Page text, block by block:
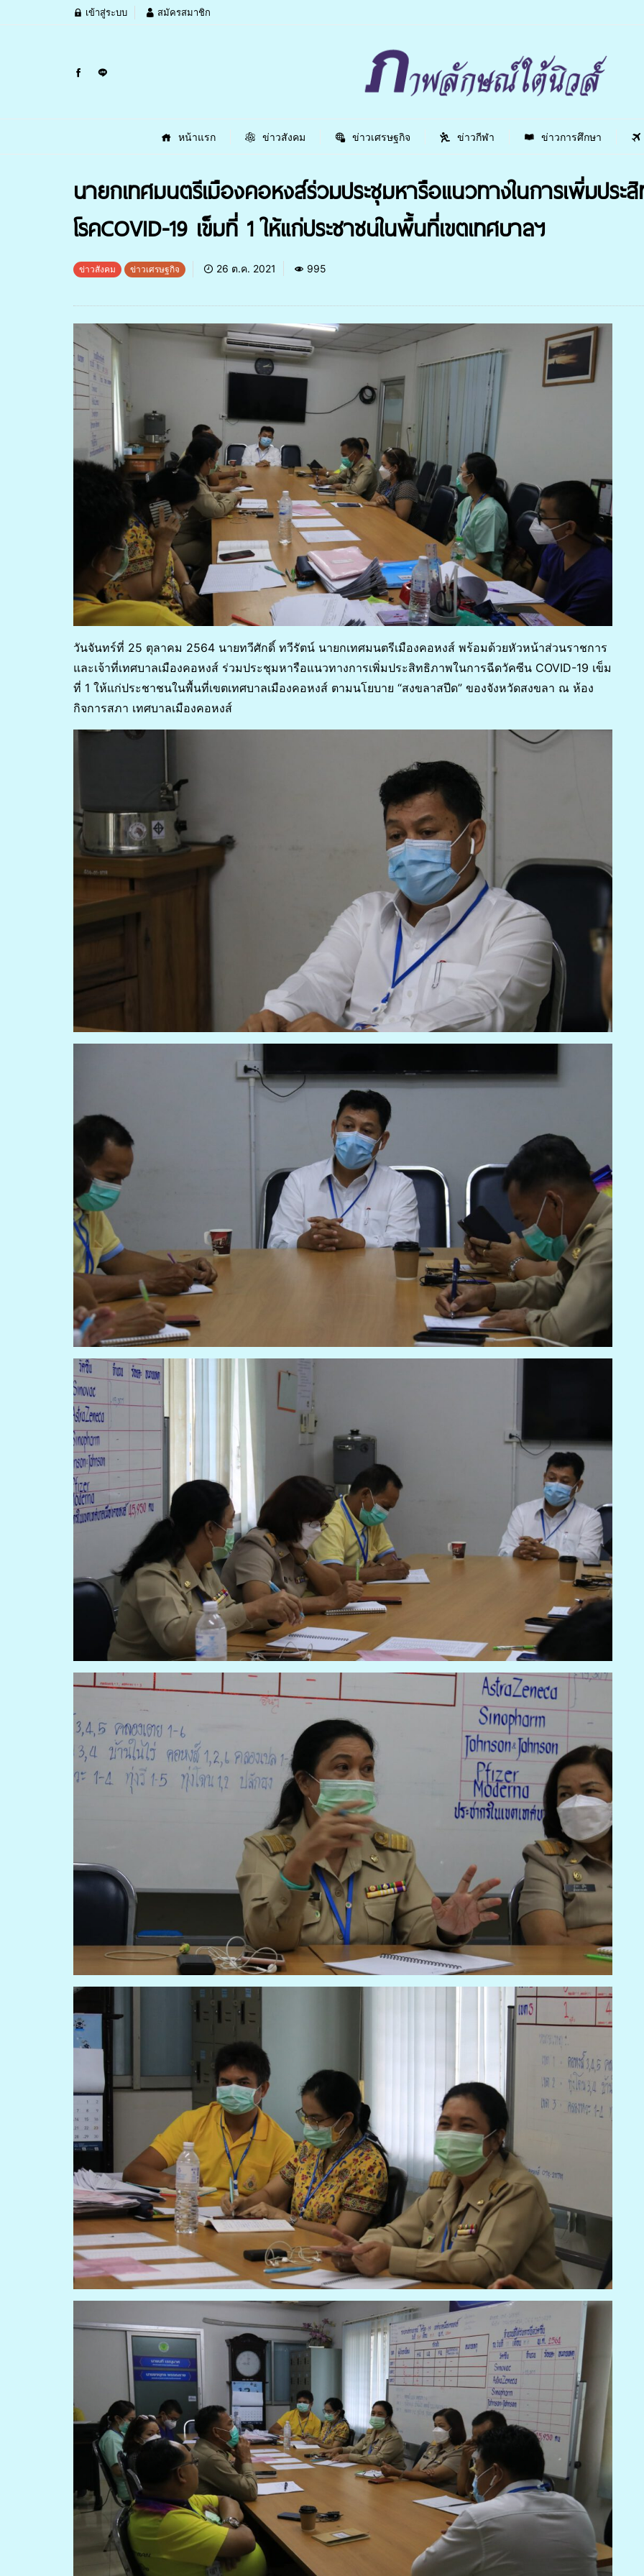
เข้าสู่ระบบ สมัครสมาชิก
หน้าแรก ข่าวสังคม ข่าวเศรษฐกิจ ข่าวกีฬา ข่าวการศึกษา
นายกเทศมนตรีเมืองคอหงส์ร่วมประชุมหารือแนวทางในการเพิ่มปร
โรคCOVID-19 เข็มที่ 1 ให้แก่ประชาชนในพื้นที่เขตเทศบาลฯ
ข่าวสังคม ข่าวเศรษฐกิจ 26 ต.ค. 2021 995
วันจันทร์ที่ 25 ตุลาคม 2564 นายทวีศักดิ์ ทวีรัตน์ นายกเทศมนตรีเมืองคอหงส์ พร้อมด้วยหัวหน้าส่วนราชการ
และเจ้าที่เทศบาลเมืองคอหงส์ ร่วมประชุมหารือแนวทางการเพิ่มประสิทธิภาพในการฉีดวัคซีน COVID-19 เข็ม
ที่ 1 ให้แก่ประชาชนในพื้นที่เขตเทศบาลเมืองคอหงส์ ตามนโยบาย “สงขลาสปีด” ของจังหวัดสงขลา ณ ห้อง
กิจการสภา เทศบาลเมืองคอหงส์